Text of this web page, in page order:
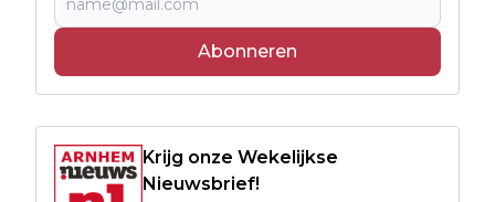
Abonneren
Krijg onze Wekelijkse
Nieuwsbrief!